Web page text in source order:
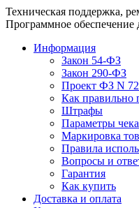
Техническая поддержка,
Программное обеспечение
Информация
Закон 54-ФЗ
Закон 290-ФЗ
Проект ФЗ N
Как правильно
Штрафы
Параметры чека
Маркировка
Правила
Вопросы и
Гарантия
Как купить
Доставка и оплата